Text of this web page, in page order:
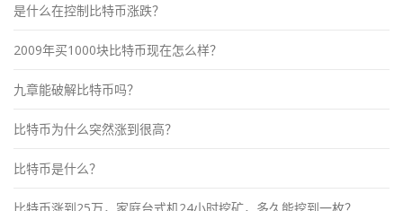
是什么在控制比特币涨跌？
2009年买1000块比特币现在怎么样？
九章能破解比特币吗？
比特币为什么突然涨到很高？
比特币是什么？
比特币涨到25万，家庭台式机24小时挖矿，多久能挖到一枚？